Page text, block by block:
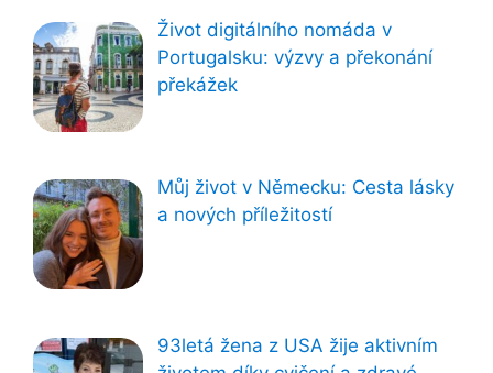
Život digitálního nomáda v
Portugalsku: výzvy a překonání
překážek
Můj život v Německu: Cesta lásky
a nových příležitostí
93letá žena z USA žije aktivním